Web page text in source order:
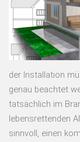
der Installation
genau beachtet
tatsächlich im
lebensrettenden
sinnvoll, einen